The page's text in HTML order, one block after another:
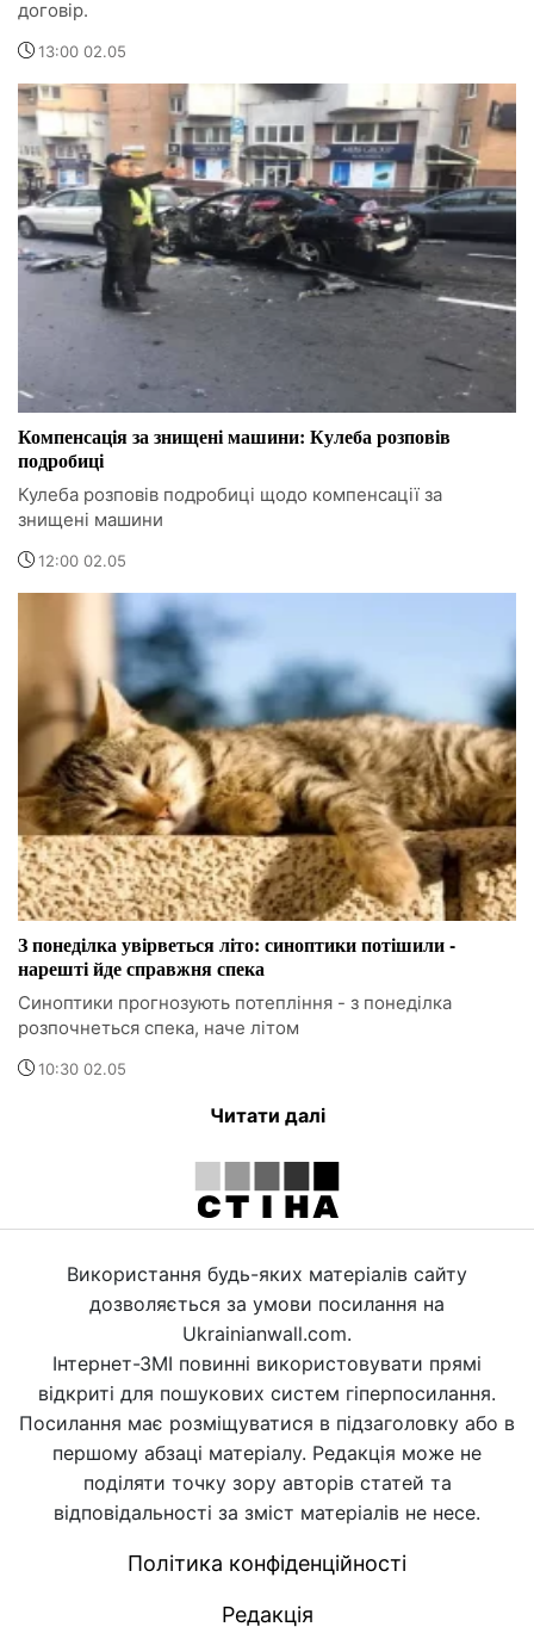
договір.
13:00 02.05
Компенсація за знищені машини: Кулеба розповів
подробиці
Кулеба розповів подробиці щодо компенсації за
знищені машини
12:00 02.05
З понеділка увірветься літо: синоптики потішили -
нарешті йде справжня спека
Синоптики прогнозують потепління - з понеділка
розпочнеться спека, наче літом
10:30 02.05
Читати далі
Використання будь-яких матеріалів сайту
дозволяється за умови посилання на
Ukrainianwall.com.
Інтернет-ЗМІ повинні використовувати прямі
відкриті для пошукових систем гіперпосилання.
Посилання має розміщуватися в підзаголовку або в
першому абзаці матеріалу. Редакція може не
поділяти точку зору авторів статей та
відповідальності за зміст матеріалів не несе.
Політика конфіденційності
Редакція